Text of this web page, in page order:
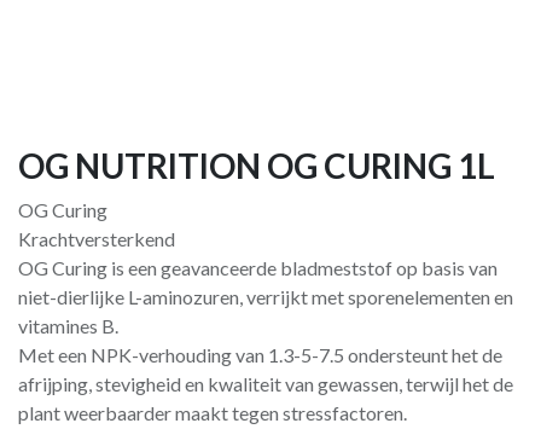
OG NUTRITION OG CURING 1L
OG Curing
Krachtversterkend
OG Curing is een geavanceerde bladmeststof op basis van
niet-dierlijke L-aminozuren, verrijkt met sporenelementen en
vitamines B.
Met een NPK-verhouding van 1.3-5-7.5 ondersteunt het de
afrijping, stevigheid en kwaliteit van gewassen, terwijl het de
plant weerbaarder maakt tegen stressfactoren.